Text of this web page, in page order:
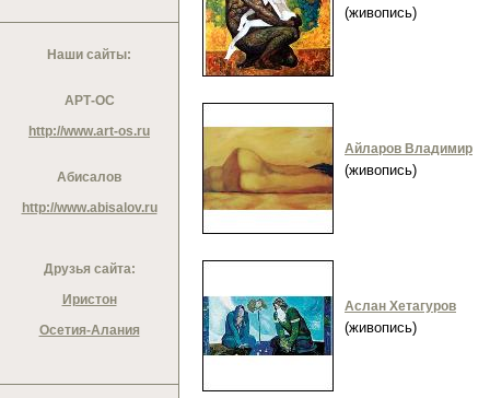
Наши сайты:
АРТ-ОС
http://www.art-os.ru
Абисалов
http://www.abisalov.ru
Друзья сайта:
Иристон
Осетия-Алания
(живопись)
Айларов Владимир
(живопись)
Аслан Хетагуров
(живопись)